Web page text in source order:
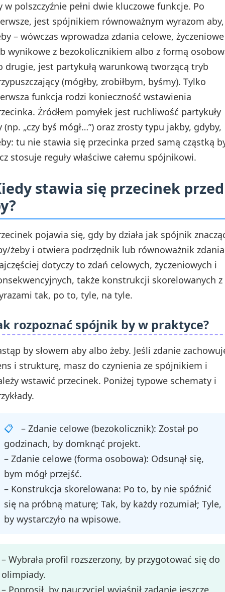
w polszczyźnie pełni dwie kluczowe funkcje. Po
jest spójnikiem równoważnym wyrazom aby,
– wówczas wprowadza zdania celowe, życzeniowe
wynikowe z bezokolicznikiem albo z formą
drugie, jest partykułą warunkową tworzącą tryb
(mógłby, zrobiłbym, byśmy). Tylko
funkcja rodzi konieczność wstawienia
Źródłem pomyłek jest ruchliwość partykuły
(np. „czy byś mógł…”) oraz zrosty typu jakby, gdyby,
tu nie stawia się przecinka przed samą cząstką
stosuje reguły właściwe całemu spójnikowi.
stawia się przecinek przed
pojawia się, gdy by działa jak spójnik
żeby i otwiera podrzędnik lub równoważnik
dotyczy to zdań celowych, życzeniowych i
także konstrukcji skorelowanych z
tak, po to, tyle, na tyle.
rozpoznać spójnik by w praktyce?
by słowem aby albo żeby. Jeśli zdanie
i strukturę, masz do czynienia ze spójnikiem i
wstawić przecinek. Poniżej typowe schematy i
– Zdanie celowe (bezokolicznik): Został po
godzinach, by domknąć projekt.
– Zdanie celowe (forma osobowa): Odsunął się,
bym mógł przejść.
– Konstrukcja skorelowana: Po to, by nie spóźnić
się na próbną maturę; Tak, by każdy rozumiał; Tyle,
by wystarczyło na wpisowe.
– Wybrała profil rozszerzony, by przygotować się do
olimpiady.
– Poprosił, by nauczyciel wyjaśnił zadanie jeszcze